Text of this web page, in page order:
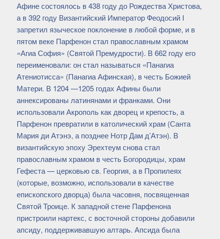
Афине состоялось в 438 году до Рождества Христова,
а в 392 году Византийский Император Феодосий I
запретил языческое поклонение в любой форме, и в
пятом веке Парфенон стал православным храмом
«Агиа София» (Святой Премудрости). В 662 году его
переименовали: он стал называться «Панагиа
Атениотисса» (Панагиа Афинская), в честь Божией
Матери. В 1204 —1205 годах Афины были
аннексированы латинянами и франками. Они
использовали Акрополь как дворец и крепость, а
Парфенон превратили в католический храм (Санта
Мария ди Атэнэ, а позднее Нотр Дам д’Атэн). В
византийскую эпоху Эрехтеум снова стал
православным храмом в честь Богородицы, храм
Гефеста — церковью св. Георгия, а в Пропилеях
(которые, возможно, использовали в качестве
епископского дворца) была часовня, посвященная
Святой Троице. К западной стене Парфенона
пристроили нартекс, с восточной стороны добавили
апсиду, поддерживавшую алтарь. Апсида была